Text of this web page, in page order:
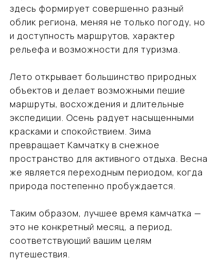
здесь формирует совершенно разный
облик региона, меняя не только погоду, но
и доступность маршрутов, характер
рельефа и возможности для туризма.
Лето открывает большинство природных
объектов и делает возможными пешие
маршруты, восхождения и длительные
экспедиции. Осень радует насыщенными
красками и спокойствием. Зима
превращает Камчатку в снежное
пространство для активного отдыха. Весна
же является переходным периодом, когда
природа постепенно пробуждается.
Таким образом, лучшее время камчатка —
это не конкретный месяц, а период,
соответствующий вашим целям
путешествия.